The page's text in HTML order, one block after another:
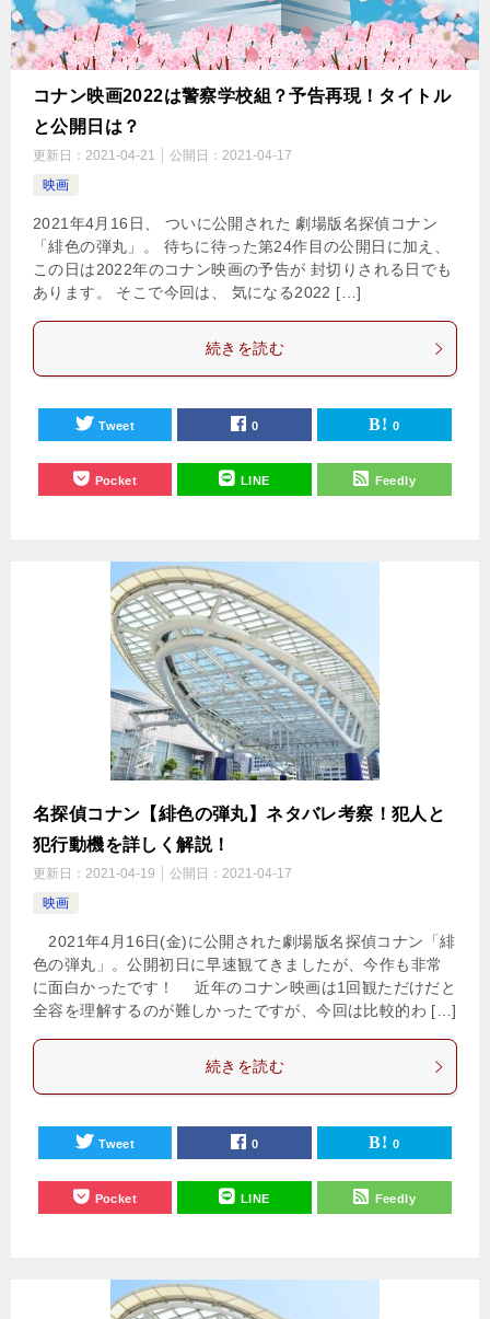
コナン映画2022は警察学校組？予告再現！タイトル
と公開日は？
更新日： 2021-04-21 公開日： 2021-04-17
映画
2021年4月16日、 ついに公開された 劇場版名探偵コナン
「緋色の弾丸」。 待ちに待った第24作目の公開日に加え、
この日は2022年のコナン映画の予告が 封切りされる日でも
あります。 そこで今回は、 気になる2022 […]
続きを読む
Tweet 0 0
Pocket LINE Feedly
名探偵コナン【緋色の弾丸】ネタバレ考察！犯人と
犯行動機を詳しく解説！
更新日： 2021-04-19 公開日： 2021-04-17
映画
2021年4月16日(金)に公開された劇場版名探偵コナン「緋
色の弾丸」。公開初日に早速観てきましたが、今作も非常
に面白かったです！ 近年のコナン映画は1回観ただけだと
全容を理解するのが難しかったですが、今回は比較的わ […]
続きを読む
Tweet 0 0
Pocket LINE Feedly